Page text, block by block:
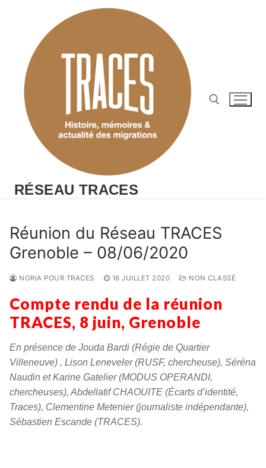
RÉSEAU TRACES
Réunion du Réseau TRACES
Grenoble – 08/06/2020
NORIA POUR TRACES 16 JUILLET 2020 NON CLASSÉ
Compte rendu de la réunion
TRACES, 8 juin, Grenoble
En présence de Jouda Bardi (Régie de Quartier
Villeneuve) , Lison Leneveler (RUSF, chercheuse), Séréna
Naudin et Karine Gatelier (MODUS OPERANDI,
chercheuses), Abdellatif CHAOUITE (Écarts d’identité,
Traces), Clementine Metenier (journaliste indépendante),
Sébastien Escande (TRACES).